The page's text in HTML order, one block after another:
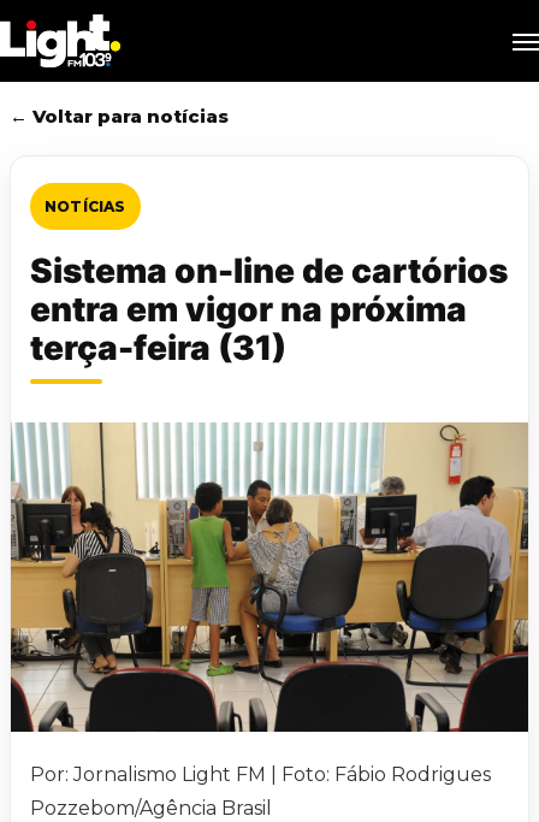
to
main
content
← Voltar para notícias
NOTÍCIAS
Sistema on-line de cartórios
entra em vigor na próxima
terça-feira (31)
Por: Jornalismo Light FM | Foto: Fábio Rodrigues
Pozzebom/Agência Brasil